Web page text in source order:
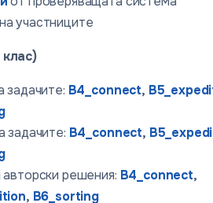
участниците
задачите: B4_connect,
задачите: B4_connect,
решения: B4_connect,
, B6_sorting